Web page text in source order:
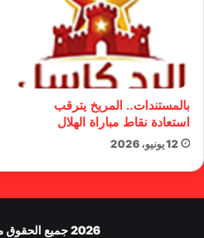
بالمستندات.. المريخ يترقب
استعادة نقاط مباراة الهلال
12 يونيو، 2026
2026 جميع الحقوق محفوظة للرد كاسل